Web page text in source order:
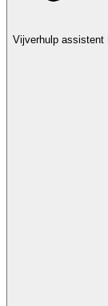
Vijverhulp assistent